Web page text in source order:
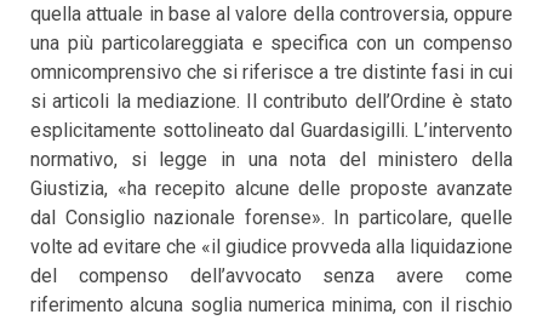
quella attuale in base al valore della controversia, oppure
una più particolareggiata e specifica con un compenso
omnicomprensivo che si riferisce a tre distinte fasi in cui
si articoli la mediazione. Il contributo dell’Ordine è stato
esplicitamente sottolineato dal Guardasigilli. L’intervento
normativo, si legge in una nota del ministero della
Giustizia, «ha recepito alcune delle proposte avanzate
dal Consiglio nazionale forense». In particolare, quelle
volte ad evitare che «il giudice provveda alla liquidazione
del compenso dell’avvocato senza avere come
riferimento alcuna soglia numerica minima, con il rischio